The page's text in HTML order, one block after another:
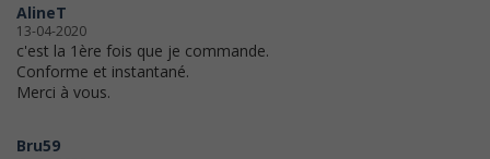
AlineT
13-04-2020
c'est la 1ère fois que je commande.
Conforme et instantané.
Merci à vous.
Bru59